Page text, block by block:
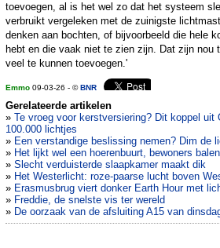
toevoegen, al is het wel zo dat het systeem
verbruikt vergeleken met de zuinigste
denken aan bochten, of bijvoorbeeld die hele
hebt en die vaak niet te zien zijn. Dat zijn nou
veel te kunnen toevoegen.'
Emmo 09-03-26 - ©BNR
Gerelateerde artikelen
» Te vroeg voor kerstversiering? Dit koppel uit
100.000 lichtjes
» Een verstandige beslissing nemen? Dim de
» Het lijkt wel een hoerenbuurt, bewoners
» Slecht verduisterde slaapkamer maakt dik
» Het Westerlicht: roze-paarse lucht boven
» Erasmusbrug viert donker Earth Hour met
» Freddie, de snelste vis ter wereld
» De oorzaak van de afsluiting A15 van